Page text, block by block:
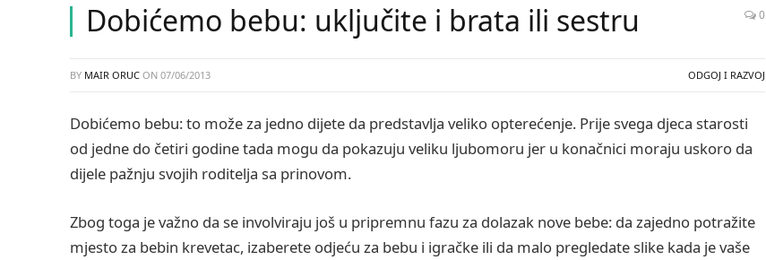
Dobićemo bebu: uključite i brata ili sestru 0
BY MAIR ORUC ON 07/06/2013 ODGOJ I RAZVOJ
Dobićemo bebu: to može za jedno dijete da predstavlja veliko opterećenje. Prije svega djeca starosti
od jedne do četiri godine tada mogu da pokazuju veliku ljubomoru jer u konačnici moraju uskoro da
dijele pažnju svojih roditelja sa prinovom.
Zbog toga je važno da se involviraju još u pripremnu fazu za dolazak nove bebe: da zajedno potražite
mjesto za bebin krevetac, izaberete odjeću za bebu i igračke ili da malo pregledate slike kada je vaše